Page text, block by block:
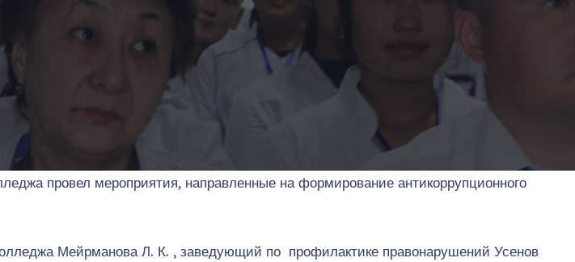
провел мероприятия, направленные на формирование антикоррупционного
Мейрманова Л. К. , заведующий по профилактике правонарушений Усенов